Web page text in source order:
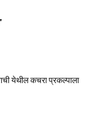
येथील कचरा प्रकल्पाला